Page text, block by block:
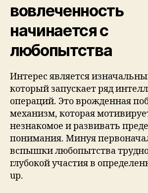
вовлеченность
начинается с
любопытства
Интерес является
который запускает ряд
операций. Это врожденная
механизм, которая
незнакомое и развивать
понимания. Минуя
вспышки любопытства
глубокой участия в
up.